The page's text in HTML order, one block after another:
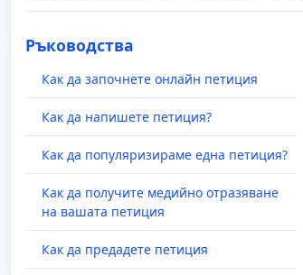
Ръководства
Как да започнете онлайн петиция
Как да напишете петиция?
Как да популяризираме една петиция?
Как да получите медийно отразяване
на вашата петиция
Как да предадете петиция